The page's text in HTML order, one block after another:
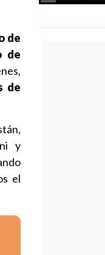
de
de
de
y
el